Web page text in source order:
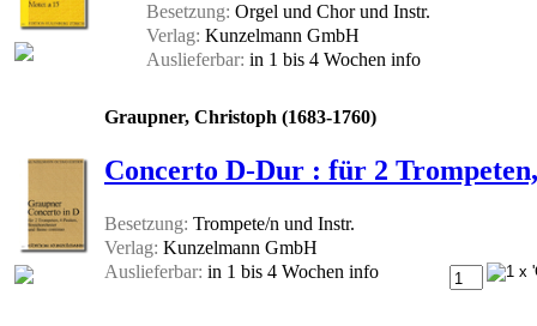
Besetzung: Orgel und Chor und Instr.
Verlag: Kunzelmann GmbH
Auslieferbar: in 1 bis 4 Wochen info
Graupner, Christoph (1683-1760)
Concerto D-Dur : für 2
Besetzung: Trompete/n und Instr.
Verlag: Kunzelmann GmbH
Auslieferbar: in 1 bis 4 Wochen info